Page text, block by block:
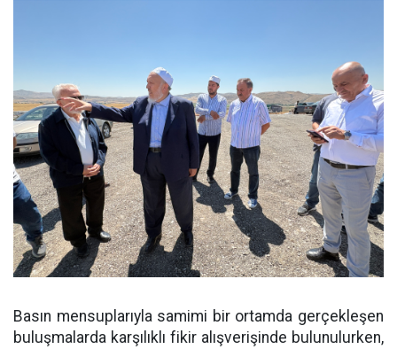
Basın mensuplarıyla samimi bir ortamda gerçekleşen
buluşmalarda karşılıklı fikir alışverişinde bulunulurken,